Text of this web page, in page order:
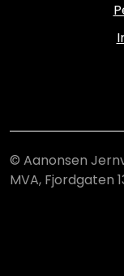
© Aanonsen
MVA, Fjordgaten